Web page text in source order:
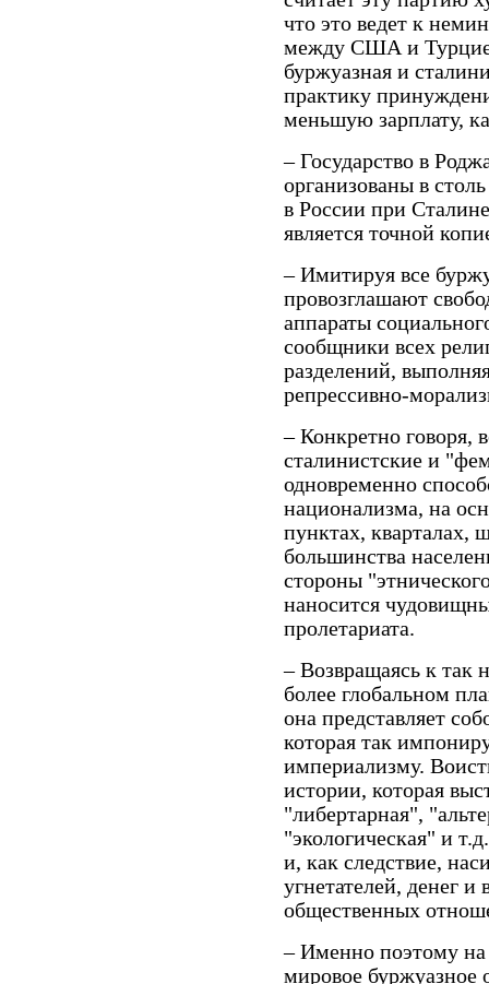
что это ведет к
между США и
буржуазная и
практику
меньшую зарплату,
– Государство в
организованы в
в России при
является точной
– Имитируя все
провозглашают
аппараты
сообщники всех
разделений,
репрессивно-
– Конкретно говоря,
сталинистские и
одновременно
национализма, на
пунктах, кварталах,
большинства
стороны
наносится
пролетариата.
– Возвращаясь к так
более глобальном
она представляет
которая так
империализму.
истории, которая
"либертарная",
"экологическая" и
и, как следствие,
угнетателей, денег и
общественных
– Именно поэтому на
мировое буржуазное